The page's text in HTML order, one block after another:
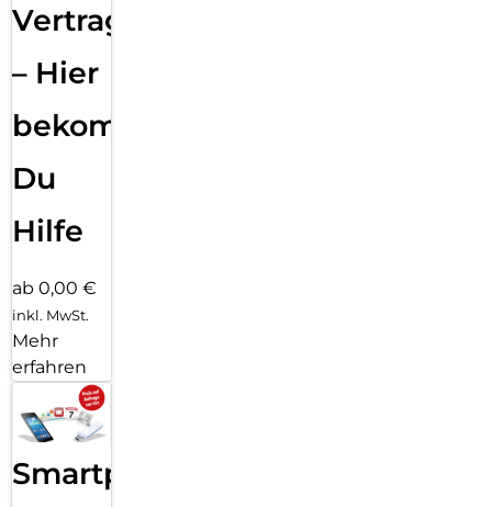
Vertragsabwicklung
– Hier
bekommst
Du
Hilfe
ab 0,00 €
inkl. MwSt.
Mehr
erfahren
Smartphone